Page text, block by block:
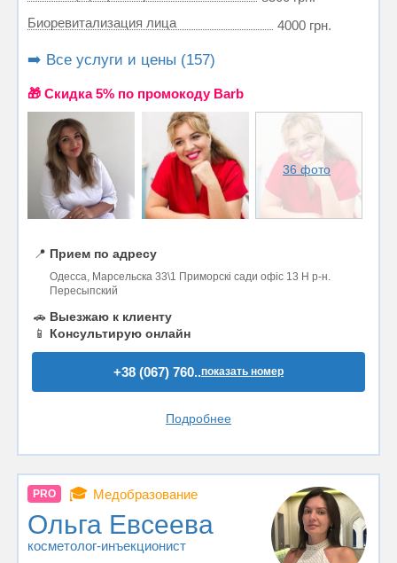
Биоревитализация лица
4000 грн.
➡️ Все услуги и цены (157)
🎁 Cкидка 5% по промокоду Barb
36 фото
📍 Прием по адресу
Одесса, Марсельска 33\1 Приморскі сади офіс 13 Н р-н.
Пересыпский
🚗 Выезжаю к клиенту
📱
Консультирую онлайн
+38 (067) 760..показать номер
Подробнее
PRO 🎓 Медобразование
Ольга Евсеева
косметолог-инъекционист